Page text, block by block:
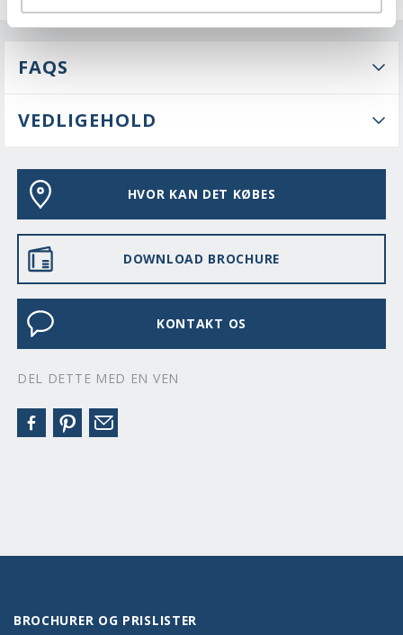
FAQS
VEDLIGEHOLD
HVOR KAN DET KØBES
DOWNLOAD BROCHURE
KONTAKT OS
DEL DETTE MED EN VEN
BROCHURER OG PRISLISTER